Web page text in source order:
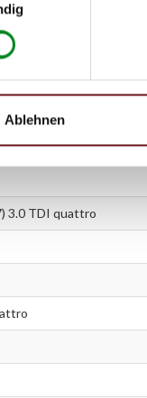
Ablehnen
TDI
TDI
TDI
TDI
3.0 TDI quattro